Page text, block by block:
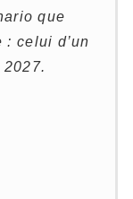
que
celui d’un